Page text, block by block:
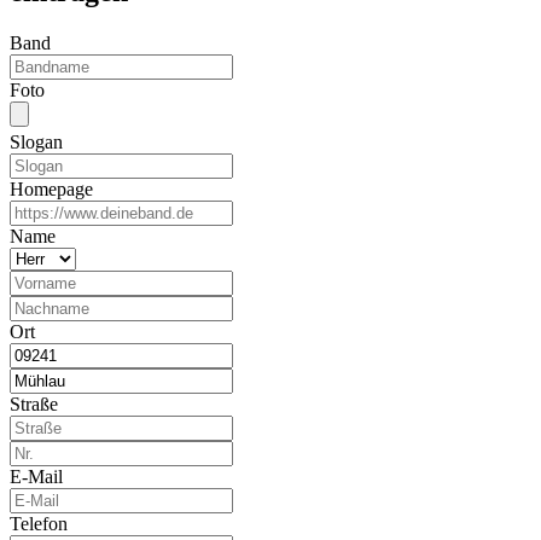
Band
Foto
Slogan
Homepage
Name
Ort
Straße
E-Mail
Telefon